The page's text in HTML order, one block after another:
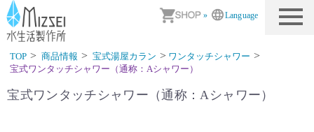
» Language
商品情報｜水生活製作所
TOP 商品情報 宝式湯屋カラン
ワンタッチシャワー
宝式ワンタッチシャワー（通称：Aシャワー）
宝式ワンタッチシャワー（通称：Aシャワー）